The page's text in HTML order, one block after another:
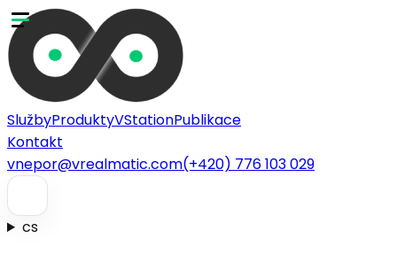
SlužbyProduktyVStationPublikace
Kontakt
vnepor@vrealmatic.com(+420) 776 103 029
cs